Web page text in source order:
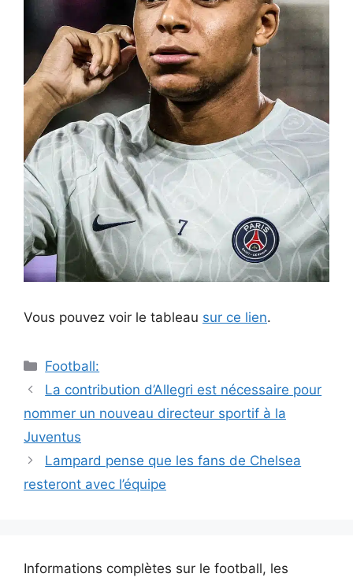
Vous pouvez voir le tableau sur ce lien.
Catégories
Football:
Navigation
La contribution d’Allegri est nécessaire pour
nommer un nouveau directeur sportif à la
Juventus
Lampard pense que les fans de Chelsea
resteront avec l’équipe
Informations complètes sur le football, les